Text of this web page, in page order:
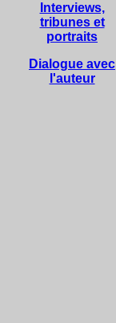
Interviews,
tribunes et
portraits
Dialogue avec
l'auteur